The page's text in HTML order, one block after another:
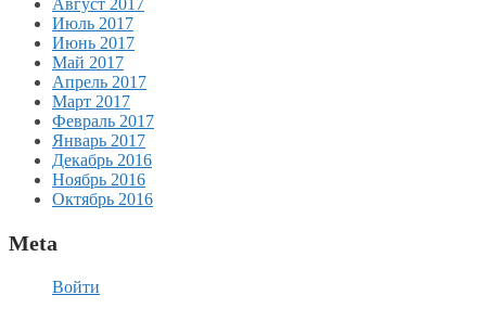
Август 2017
Июль 2017
Июнь 2017
Май 2017
Апрель 2017
Март 2017
Февраль 2017
Январь 2017
Декабрь 2016
Ноябрь 2016
Октябрь 2016
Meta
Войти